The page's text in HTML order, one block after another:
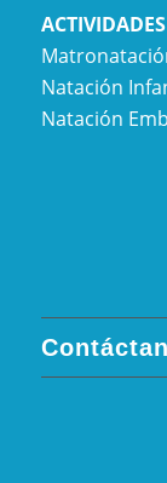
ACTIVIDADES
Natación
Natación